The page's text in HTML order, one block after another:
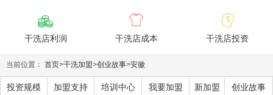

干洗店利润

干洗店成本

干洗店投资
当前位置： 首页>干洗加盟>创业故事>安徽
投资规模 加盟支持 培训中心 我要加盟 新加盟 创业故事